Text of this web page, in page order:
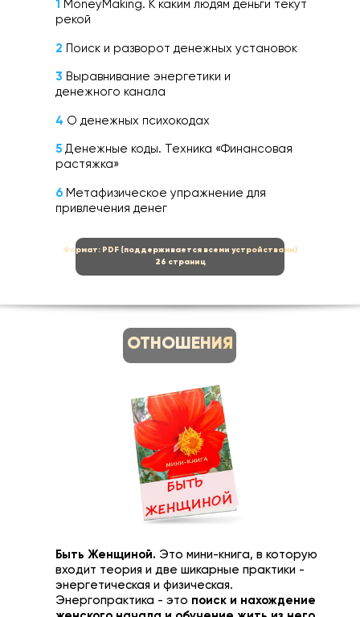
Формат: PDF (поддерживается всеми устройствами)
26 страниц
1 MoneyMaking. К каким людям деньги текут
рекой
2 Поиск и разворот денежных установок
3 Выравнивание энергетики и
денежного канала
4 О денежных психокодах
5 Денежные коды. Техника «Финансовая
растяжка»
6 Метафизическое упражнение для
привлечения денег
ОТНОШЕНИЯ
Быть Женщиной. Это мини-книга, в которую
входит теория и две шикарные практики -
энергетическая и физическая.
Энергопрактика - это поиск и нахождение